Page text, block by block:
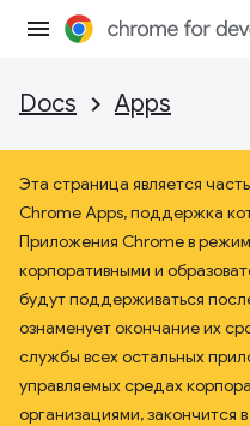
Docs Apps
Эта страница является
Chrome Apps, поддержка
Приложения Chrome в
корпоративными и
будут поддерживаться
ознаменует окончание их
службы всех остальных
управляемых средах
организациями, закончится